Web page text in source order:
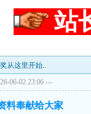
站
从这里开始..
06-02 23:06 ---
料奉献给大家